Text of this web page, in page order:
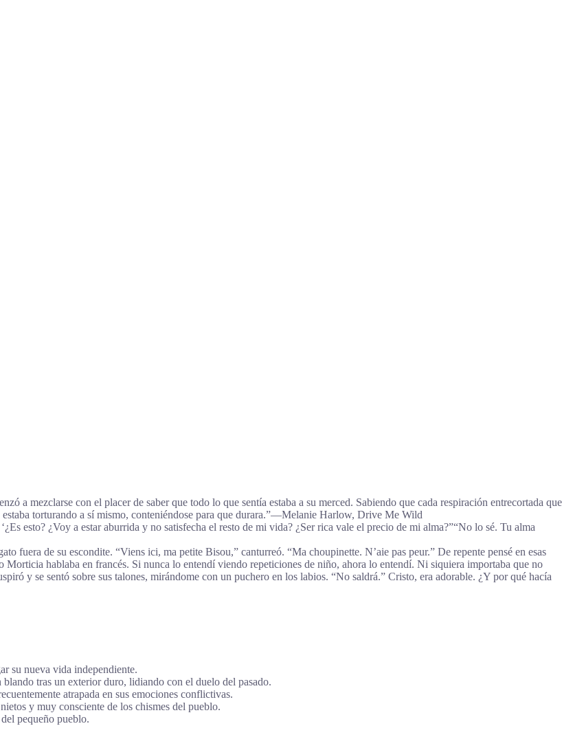
a mezclarse con el placer de saber que todo lo que sentía estaba a su merced. Sabiendo que cada respiración entrecortada que
torturando a sí mismo, conteniéndose para que durara.”―Melanie Harlow, Drive Me Wild
esto? ¿Voy a estar aburrida y no satisfecha el resto de mi vida? ¿Ser rica vale el precio de mi alma?”“No lo sé. Tu alma
fuera de su escondite. “Viens ici, ma petite Bisou,” canturreó. “Ma choupinette. N’aie pas peur.” De repente pensé en esas
Morticia hablaba en francés. Si nunca lo entendí viendo repeticiones de niño, ahora lo entendí. Ni siquiera importaba que no
y se sentó sobre sus talones, mirándome con un puchero en los labios. “No saldrá.” Cristo, era adorable. ¿Y por qué hacía
su nueva vida independiente.
tras un exterior duro, lidiando con el duelo del pasado.
atrapada en sus emociones conflictivas.
y muy consciente de los chismes del pueblo.
pequeño pueblo.